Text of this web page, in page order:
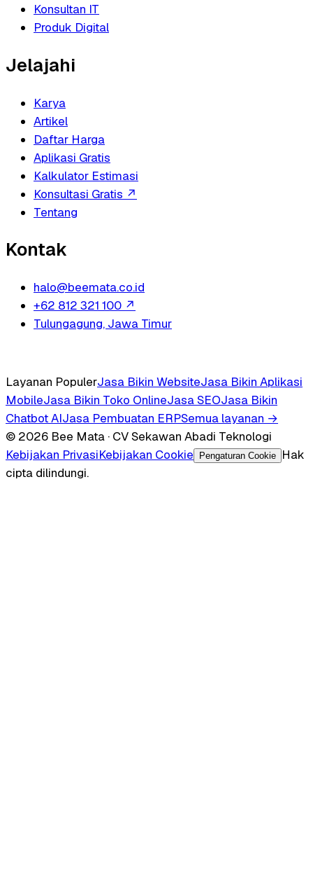
Konsultan IT
Produk Digital
Jelajahi
Karya
Artikel
Daftar Harga
Aplikasi Gratis
Kalkulator Estimasi
Konsultasi Gratis ↗
Tentang
Kontak
halo@beemata.co.id
+62 812 321 100 ↗
Tulungagung, Jawa Timur
Layanan PopulerJasa Bikin WebsiteJasa Bikin Aplikasi
MobileJasa Bikin Toko OnlineJasa SEOJasa Bikin
Chatbot AIJasa Pembuatan ERPSemua layanan →
© 2026 Bee Mata · CV Sekawan Abadi Teknologi
Kebijakan PrivasiKebijakan Cookie Pengaturan Cookie
Hak
cipta dilindungi.